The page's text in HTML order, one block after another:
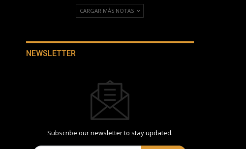
CARGAR MÁS NOTAS
NEWSLETTER
Subscribe our newsletter to stay updated.